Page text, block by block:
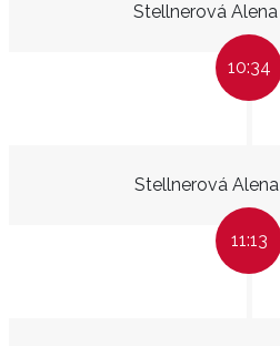
Stellnerová Alena
10:34
Stellnerová Alena
11:13